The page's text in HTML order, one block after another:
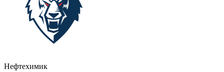
Нефтехимик